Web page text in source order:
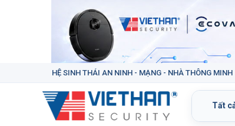
HỆ SINH THÁI AN NINH - MẠNG - NHÀ THÔNG MINH